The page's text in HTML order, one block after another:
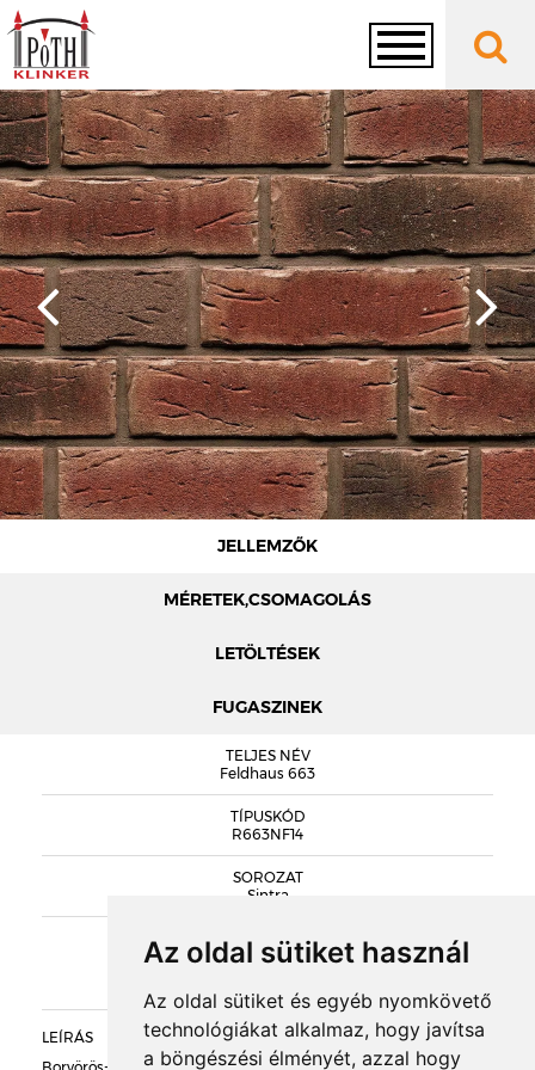
Az oldal sütiket használ
Az oldal sütiket és egyéb nyomkövető
technológiákat alkalmaz, hogy javítsa
a böngészési élményét, azzal hogy
Toggle
navigation
JELLEMZŐK
MÉRETEK,CSOMAGOLÁS
LETÖLTÉSEK
FUGASZINEK
TELJES NÉV
Feldhaus 663
TÍPUSKÓD
R663NF14
SOROZAT
Sintra
KIEGÉSZÍTŐK
LEÍRÁS
DOBOZOLÁS
TÖMEG
FELDHAUS LAP KATALÓGUS
FELDHAUS TELJES KATALÓGUS
R663NF14 TELJESÍTMÉNYNYILATKOZAT